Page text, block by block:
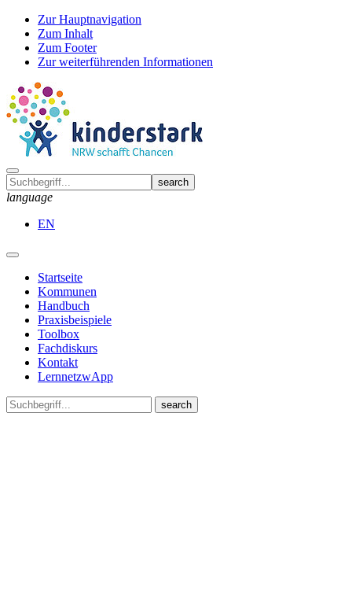
Zur Hauptnavigation
Zum Inhalt
Zum Footer
Zur weiterführenden Informationen
language
EN
Startseite
Kommunen
Handbuch
Praxisbeispiele
Toolbox
Fachdiskurs
Kontakt
LernnetzwApp